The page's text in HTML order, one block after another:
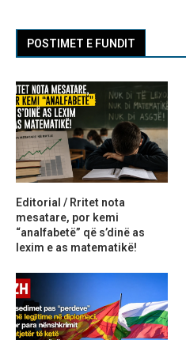
POSTIMET E FUNDIT
Editorial / Rritet nota
mesatare, por kemi
“analfabetë” që s’dinë as
lexim e as matematikë!